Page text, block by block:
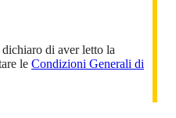
di aver letto la
le Condizioni Generali di